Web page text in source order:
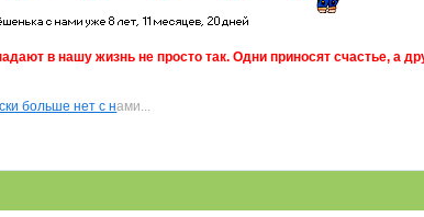
в нашу жизнь не просто так. Одни приносят счастье, а
больше нет с нами...